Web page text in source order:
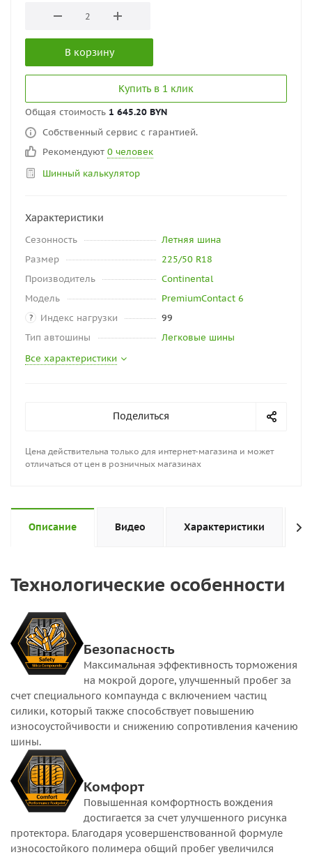
В корзину
Купить в 1 клик
Общая стоимость 1 645.20 BYN
Собственный сервис с гарантией.
Рекомендуют 0 человек
Шинный калькулятор
Характеристики
Сезонность
Летняя шина
Размер
225/50 R18
Производитель
Continental
Модель
PremiumContact 6
? Индекс нагрузки
99
Тип автошины
Легковые шины
Все характеристики
Поделиться
Цена действительна только для интернет-магазина и может
отличаться от цен в розничных магазинах
Описание Видео Характеристики
Технологические особенности
Безопасность
Максимальная эффективность торможения
на мокрой дороге, улучшенный пробег за
счет специального компаунда с включением частиц
силики, который также способствует повышению
износоустойчивости и снижению сопротивления качению
шины.
Комфорт
Повышенная комфортность вождения
достигается за счет улучшенного рисунка
протектора. Благодаря усовершенствованной формуле
износостойкого полимера общий пробег увеличился